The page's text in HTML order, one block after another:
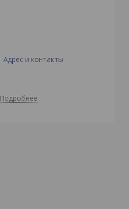
Адрес и контакты
Подробнее